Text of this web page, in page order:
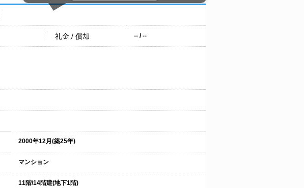
礼金 / 償却 -- / --
2000年12月(築25年)
マンション
11階/14階建(地下1階)